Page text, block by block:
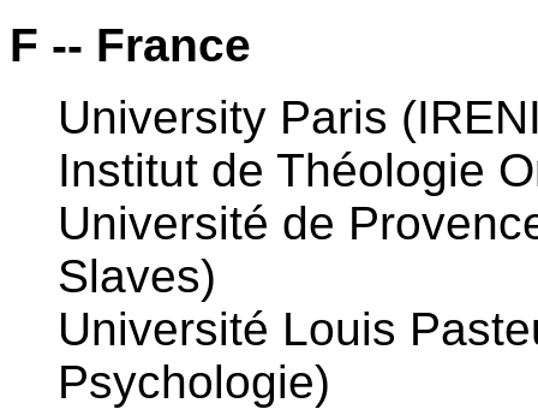
F -- France
University Paris
Institut de Théologie
Université de
Slaves)
Université Louis
Psychologie)